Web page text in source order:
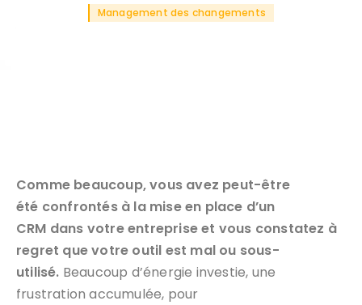
Management des changements
Comme beaucoup, vous avez peut-être
été confrontés à la mise en place d’un
CRM dans votre entreprise et vous constatez à
regret quevotre outil est mal ou sous-
utilisé. Beaucoup d’énergie investie, une
frustration accumulée, pour